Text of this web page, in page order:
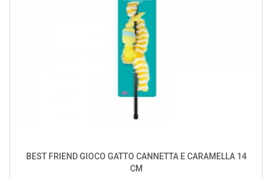
BEST FRIEND GIOCO GATTO CANNETTA E CARAMELLA 14
CM